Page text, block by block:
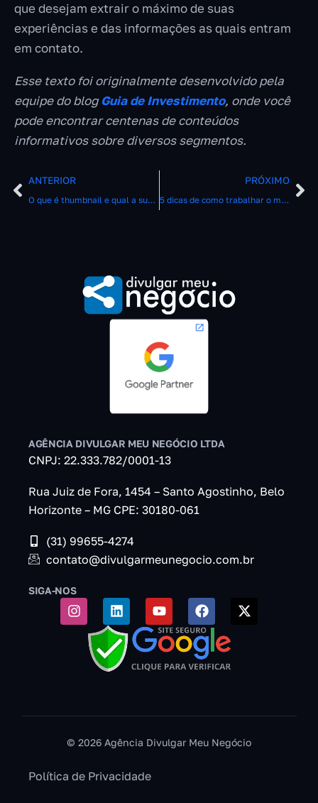
que desejam extrair o máximo de suas
experiências e das informações as quais entram
em contato.
Esse texto foi originalmente desenvolvido pela
equipe do blogGuia de Investimento, onde você
pode encontrar centenas de conteúdos
informativos sobre diversos segmentos.
ANTERIOR
O que é thumbnail e qual a sua importância no Youtube?
PRÓXIMO
5 dicas de como trabalhar o marketing dentro do Youtube
AGÊNCIA DIVULGAR MEU NEGÓCIO LTDA
CNPJ: 22.333.782/0001-13
Rua Juiz de Fora, 1454 – Santo Agostinho, Belo
Horizonte – MG CPE: 30180-061
(31) 99655-4274
contato@divulgarmeunegocio.com.br
SIGA-NOS
© 2026 Agência Divulgar Meu Negócio
Política de Privacidade